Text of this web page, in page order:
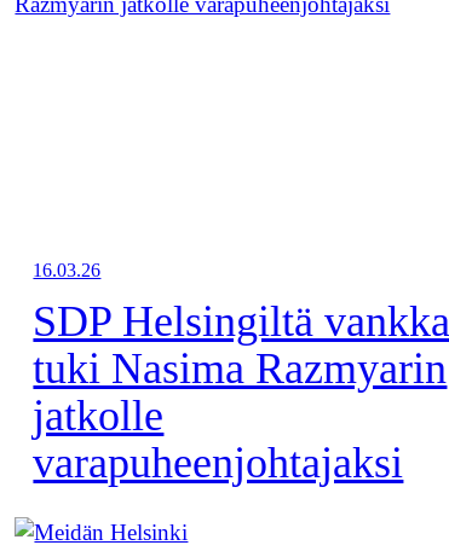
16.03.26
SDP Helsingiltä vankka
tuki Nasima Razmyarin
jatkolle
varapuheenjohtajaksi